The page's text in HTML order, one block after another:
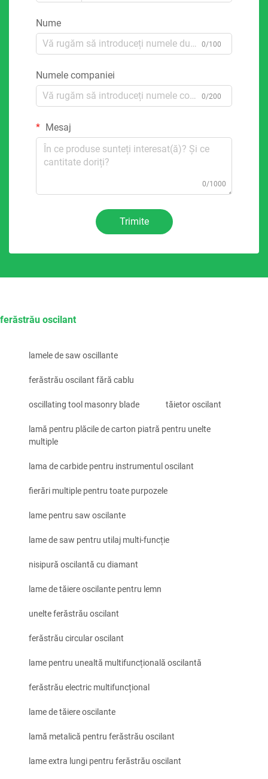
Nume
0/100
Numele companiei
0/200
Mesaj
0/1000
Trimite
ferăstrău oscilant
lamele de saw oscillante
ferăstrău oscilant fără cablu
oscillating tool masonry blade tăietor oscilant
lamă pentru plăcile de carton piatră pentru unelte
multiple
lama de carbide pentru instrumentul oscilant
fierări multiple pentru toate purpozele
lame pentru saw oscilante
lame de saw pentru utilaj multi-funcție
nisipură oscilantă cu diamant
lame de tăiere oscilante pentru lemn
unelte ferăstrău oscilant
ferăstrău circular oscilant
lame pentru unealtă multifuncțională oscilantă
ferăstrău electric multifuncțional
lame de tăiere oscilante
lamă metalică pentru ferăstrău oscilant
lame extra lungi pentru ferăstrău oscilant